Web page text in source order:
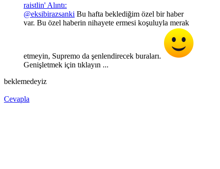
raistlin' Alıntı:
@eksibirazsanki Bu hafta beklediğim özel bir haber
var. Bu özel haberin nihayete ermesi koşuluyla merak
etmeyin, Supremo da şenlendirecek buraları.
Genişletmek için tıklayın ...
beklemedeyiz
Cevapla